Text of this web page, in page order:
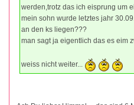
werden,trotz das ich eisprung um
mein sohn wurde letztes jahr
an den ks liegen???
man sagt ja eigentlich das es eim
weiss nicht weiter...